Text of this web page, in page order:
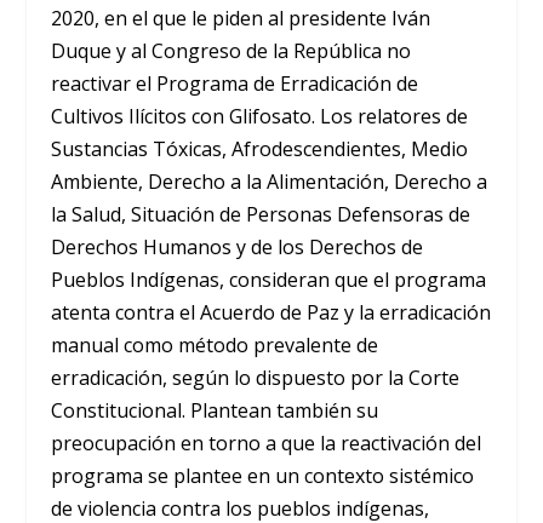
2020, en el que le piden al presidente Iván
Duque y al Congreso de la República no
reactivar el Programa de Erradicación de
Cultivos Ilícitos con Glifosato. Los relatores de
Sustancias Tóxicas, Afrodescendientes, Medio
Ambiente, Derecho a la Alimentación, Derecho a
la Salud, Situación de Personas Defensoras de
Derechos Humanos y de los Derechos de
Pueblos Indígenas, consideran que el programa
atenta contra el Acuerdo de Paz y la erradicación
manual como método prevalente de
erradicación, según lo dispuesto por la Corte
Constitucional. Plantean también su
preocupación en torno a que la reactivación del
programa se plantee en un contexto sistémico
de violencia contra los pueblos indígenas,